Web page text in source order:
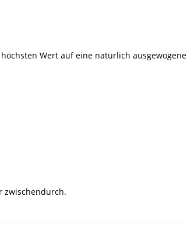
Wert auf eine natürlich ausgewogene
zwischendurch.